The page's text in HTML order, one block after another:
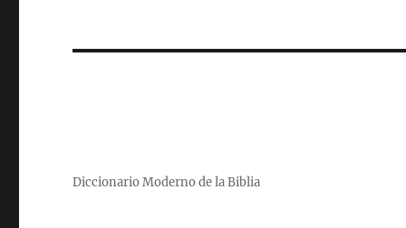
Diccionario Moderno de la Biblia